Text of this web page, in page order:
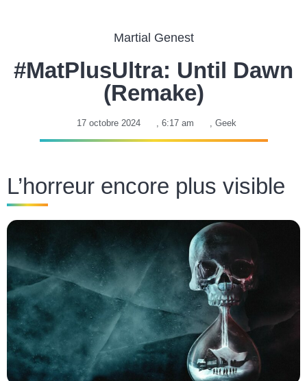
Martial Genest
#MatPlusUltra: Until Dawn
(Remake)
17 octobre 2024 , 6:17 am , Geek
L’horreur encore plus visible